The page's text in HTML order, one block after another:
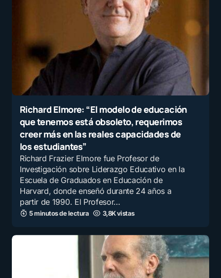
Recibir un correo electrónico con los siguientes
comentarios a esta entrada.
Recibir un correo electrónico con cada nueva
entrada.
Enviar comentario
Richard Elmore: “El modelo de educación
que tenemos está obsoleto, requerimos
creer más en las reales capacidades de
los estudiantes”
Richard Frazier Elmore fue Profesor de
Investigación sobre Liderazgo Educativo en la
Escuela de Graduados en Educación de
Harvard, donde enseñó durante 24 años a
partir de 1990. El Profesor…
5 minutos de lectura 3,8K vistas